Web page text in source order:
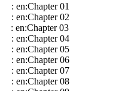
01
02
03
04
05
06
07
08